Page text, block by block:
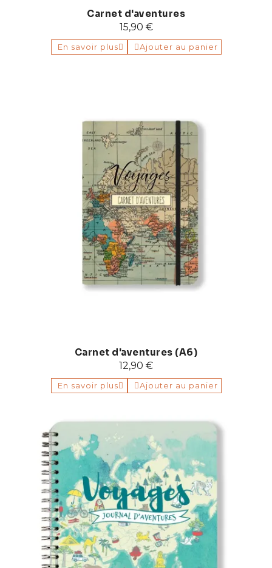
Carnet d'aventures
15,90 €
En savoir plus Ajouter au panier
Carnet d'aventures (A6)
12,90 €
En savoir plus Ajouter au panier